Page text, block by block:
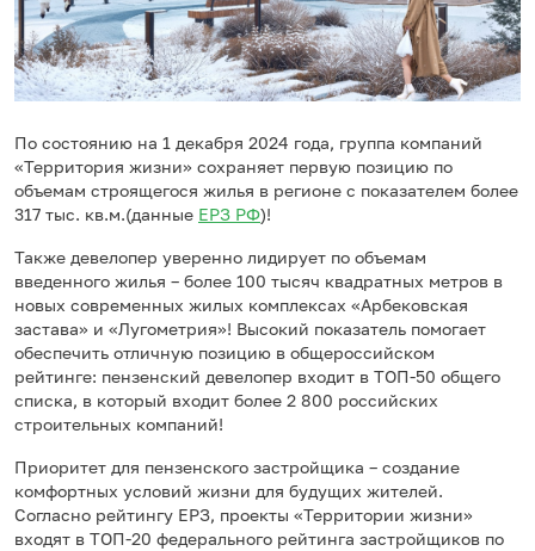
По состоянию на 1 декабря 2024 года, группа компаний
«Территория жизни» сохраняет первую позицию по
объемам строящегося жилья в регионе с показателем более
317 тыс. кв.м.(данные ЕРЗ РФ)!
Также девелопер уверенно лидирует по объемам
введенного жилья – более 100 тысяч квадратных метров в
новых современных жилых комплексах «Арбековская
застава» и «Лугометрия»! Высокий показатель помогает
обеспечить отличную позицию в общероссийском
рейтинге: пензенский девелопер входит в ТОП-50 общего
списка, в который входит более 2 800 российских
строительных компаний!
Приоритет для пензенского застройщика – создание
комфортных условий жизни для будущих жителей.
Согласно рейтингу ЕРЗ, проекты «Территории жизни»
входят в ТОП-20 федерального рейтинга застройщиков по